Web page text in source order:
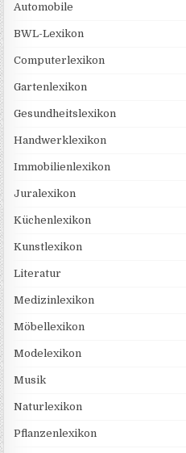
Automobile
BWL-Lexikon
Computerlexikon
Gartenlexikon
Gesundheitslexikon
Handwerklexikon
Immobilienlexikon
Juralexikon
Küchenlexikon
Kunstlexikon
Literatur
Medizinlexikon
Möbellexikon
Modelexikon
Musik
Naturlexikon
Pflanzenlexikon